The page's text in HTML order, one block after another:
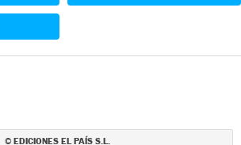
© EDICIONES EL PAÍS S.L.